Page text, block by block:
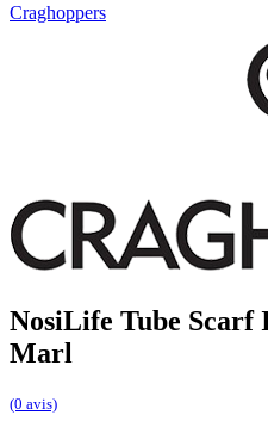
Craghoppers
NosiLife Tube Scarf
Marl
(0 avis)